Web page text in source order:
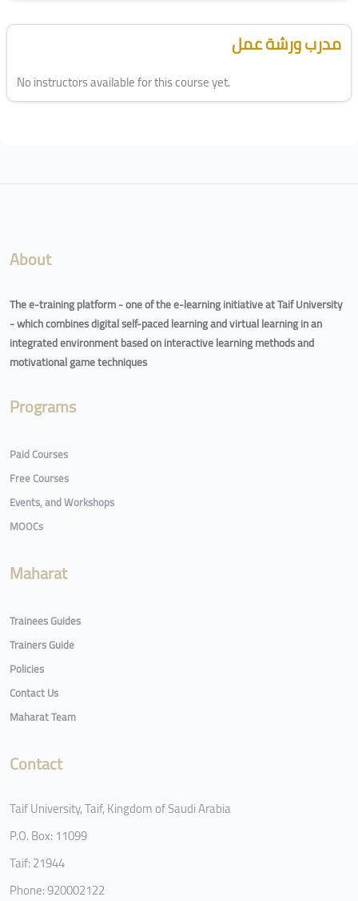
Skip [Cocoon] Course Instructor مدرب ورشة عمل
No instructors available for this course yet.
About
The e-training platform - one of the e-learning initiative at Taif University
- which combines digital self-paced learning and virtual learning in an
integrated environment based on interactive learning methods and
motivational game techniques
Programs
Paid Courses
Free Courses
Events, and Workshops
MOOCs
Maharat
Trainees Guides
Trainers Guide
Policies
Contact Us
Maharat Team
Contact
Taif University, Taif, Kingdom of Saudi Arabia
P.O. Box: 11099
Taif: 21944
Phone: 920002122